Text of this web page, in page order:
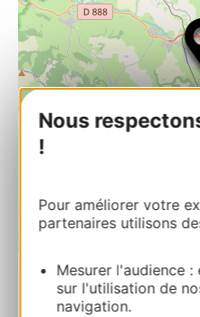
Nous
!
Pour améliorer votre
partenaires utilisons
Mesurer l'audience
sur l'utilisation de
navigation.
Chapelle Notre-